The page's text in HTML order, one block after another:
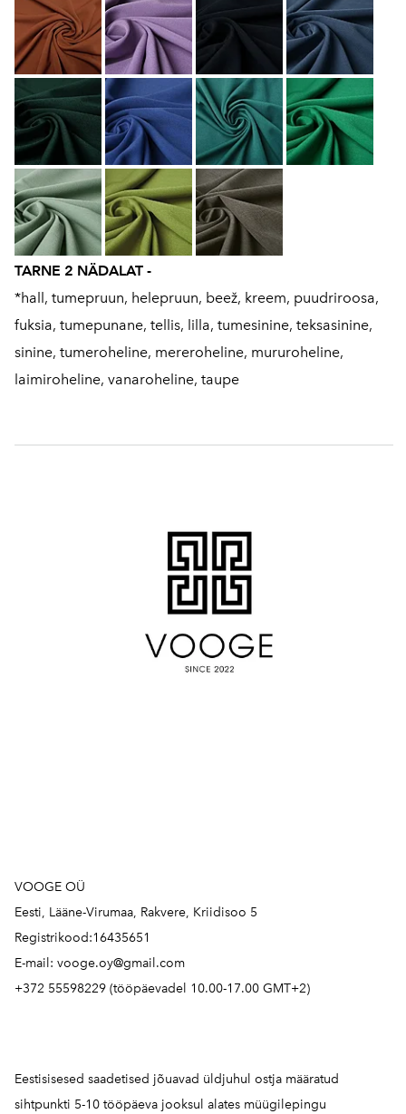
TARNE 2 NÄDALAT -
*hall, tumepruun, helepruun, beež, kreem, puudriroosa,
fuksia, tumepunane, tellis, lilla, tumesinine, teksasinine,
sinine, tumeroheline, mereroheline, mururoheline,
laimiroheline, vanaroheline, taupe
VOOGE OÜ
Eesti, Lääne-Virumaa, Rakvere, Kriidisoo 5
Registrikood:16435651
E-mail: vooge.oy@gmail.com
+372 55598229 (tööpäevadel 10.00-17.00 GMT+2)
Eestisisesed saadetised jõuavad üldjuhul ostja määratud
sihtpunkti 5-10 tööpäeva jooksul alates müügilepingu